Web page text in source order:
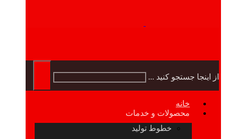
از اینجا جستجو کنید ...
خانه
محصولات و خدمات
خطوط تولید